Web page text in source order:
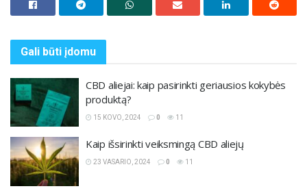
Gali būti įdomu
CBD aliejai: kaip pasirinkti geriausios kokybės
produktą?
15 KOVO, 2024 0 11
Kaip išsirinkti veiksmingą CBD aliejų
23 VASARIO, 2024 0 11